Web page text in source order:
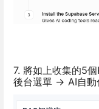
7. 將如上收集的5
後台選單 -> AI自